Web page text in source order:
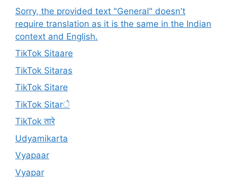
Sorry, the provided text "General" doesn't
require translation as it is the same in the Indian
context and English.
TikTok Sitaare
TikTok Sitaras
TikTok Sitare
TikTok Sitarे
TikTok तारे
Udyamikarta
Vyapaar
Vyapar